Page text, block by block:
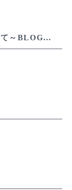
光のお話と外付けブラインドについて～BLOG更新～